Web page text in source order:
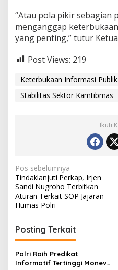
t
i
b
“Atau pola pikir sebagian
menganggap
yang penting,” tutur
Post Views: 219
Keterbukaan Informasi Publik
Stabilitas Sektor Kamtibmas
Ikuti
N
a
v
g
a
s
Pos sebelumnya
Tindaklanjuti Perkap, Irjen
Sandi Nugroho Terbitkan
Aturan Terkait SOP Jajaran
Humas Polri
Posting Terkait
Polri Raih Predikat
Informatif Tertinggi Monev